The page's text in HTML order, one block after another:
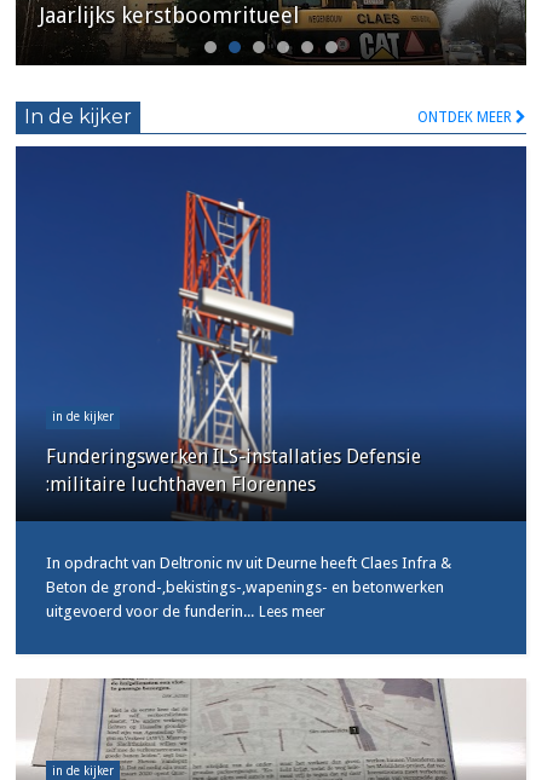
Jaarlijks kerstboomritueel
In de kijker ONTDEK MEER
in de kijker
Funderingswerken ILS-installaties Defensie
:militaire luchthaven Florennes
In opdracht van Deltronic nv uit Deurne heeft Claes Infra &
Beton de grond-,bekistings-,wapenings- en betonwerken
uitgevoerd voor de funderin... Lees meer
in de kijker